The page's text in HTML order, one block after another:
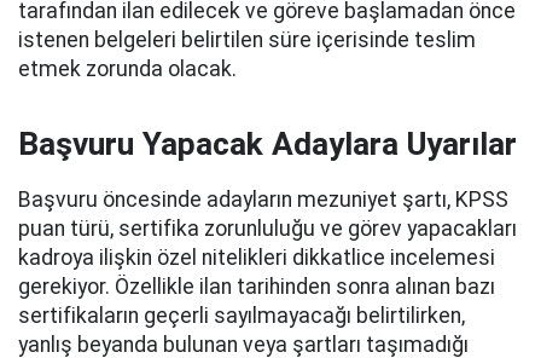
tarafından ilan edilecek ve göreve başlamadan önce
istenen belgeleri belirtilen süre içerisinde teslim
etmek zorunda olacak.
Başvuru Yapacak Adaylara Uyarılar
Başvuru öncesinde adayların mezuniyet şartı, KPSS
puan türü, sertifika zorunluluğu ve görev yapacakları
kadroya ilişkin özel nitelikleri dikkatlice incelemesi
gerekiyor. Özellikle ilan tarihinden sonra alınan bazı
sertifikaların geçerli sayılmayacağı belirtilirken,
yanlış beyanda bulunan veya şartları taşımadığı